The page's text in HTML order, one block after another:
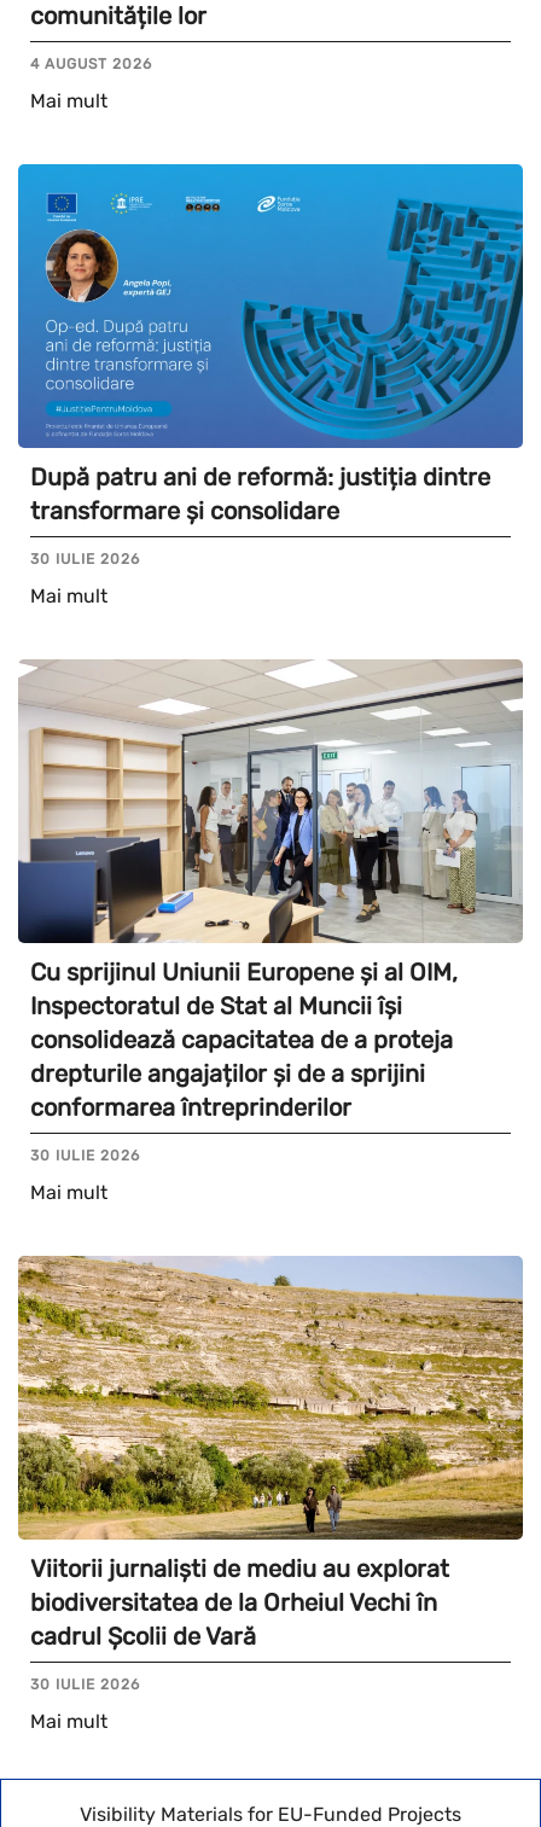
comunitățile lor
4 AUGUST 2026
Mai mult
După patru ani de reformă: justiția dintre
transformare și consolidare
30 IULIE 2026
Mai mult
Cu sprijinul Uniunii Europene și al OIM,
Inspectoratul de Stat al Muncii își
consolidează capacitatea de a proteja
drepturile angajaților și de a sprijini
conformarea întreprinderilor
30 IULIE 2026
Mai mult
Viitorii jurnaliști de mediu au explorat
biodiversitatea de la Orheiul Vechi în
cadrul Școlii de Vară
30 IULIE 2026
Mai mult
Visibility Materials for EU-Funded Projects